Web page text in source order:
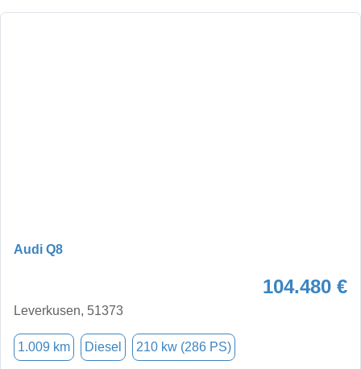
Audi Q8
104.480 €
Leverkusen, 51373
1.009 km Diesel 210 kw (286 PS)